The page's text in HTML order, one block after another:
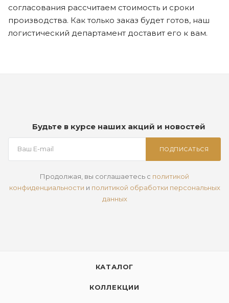
согласования рассчитаем стоимость и сроки
производства. Как только заказ будет готов, наш
логистический департамент доставит его к вам.
Будьте в курсе наших акций и новостей
ПОДПИСАТЬСЯ
Продолжая, вы соглашаетесь с политикой
конфиденциальности и политикой обработки персональных
данных
КАТАЛОГ
КОЛЛЕКЦИИ